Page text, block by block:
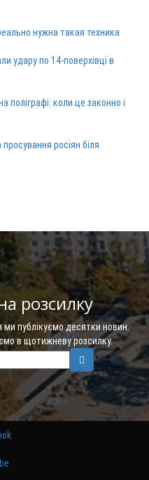
нужна такая техника
удару по 14-поверхівці в
поліграфі: коли це законно і
росіян біля
розсилку
публікуємо десятки новин.
в щотижневу розсилку.